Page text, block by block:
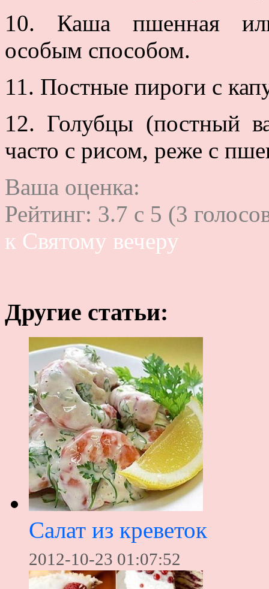
10. Каша пшенная или
особым способом.
11. Постные пироги с
12. Голубцы (постный
часто с рисом, реже с
Ваша оценка:
Рейтинг: 3.7 c 5 (3
к Святому вечеру
Другие статьи:
Салат из креветок
2012-10-23 01:07:52